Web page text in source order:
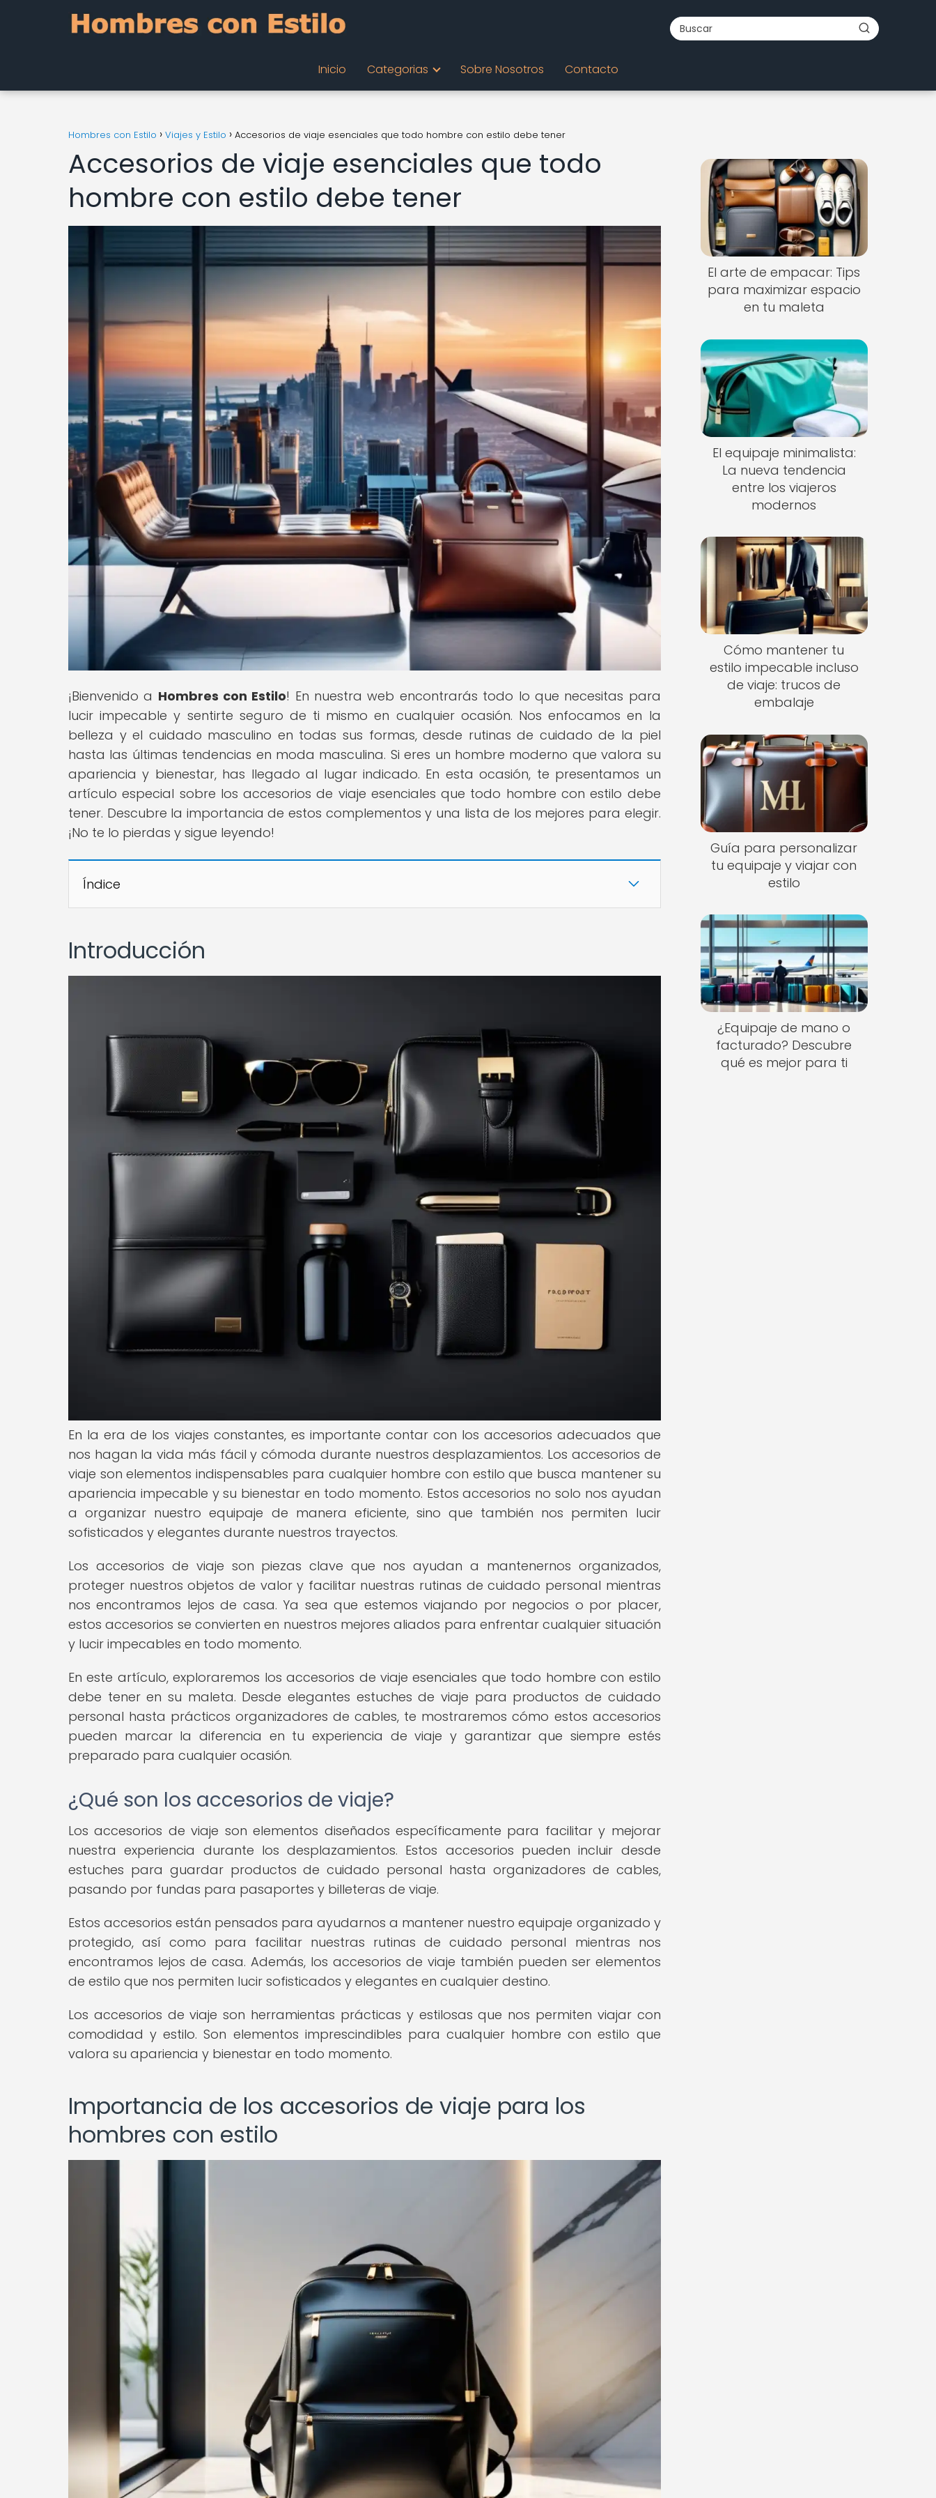
Inicio Categorias Sobre Nosotros Contacto
Hombres con Estilo Viajes y Estilo Accesorios de viaje esenciales que todo hombre con estilo debe tener
Accesorios de viaje esenciales que todo
hombre con estilo debe tener
¡Bienvenido a Hombres con Estilo! En nuestra web encontrarás todo lo que necesitas para
lucir impecable y sentirte seguro de ti mismo en cualquier ocasión. Nos enfocamos en la
belleza y el cuidado masculino en todas sus formas, desde rutinas de cuidado de la piel
hasta las últimas tendencias en moda masculina. Si eres un hombre moderno que valora su
apariencia y bienestar, has llegado al lugar indicado. En esta ocasión, te presentamos un
artículo especial sobre los accesorios de viaje esenciales que todo hombre con estilo debe
tener. Descubre la importancia de estos complementos y una lista de los mejores para elegir.
¡No te lo pierdas y sigue leyendo!
Índice
Introducción
En la era de los viajes constantes, es importante contar con los accesorios adecuados que
nos hagan la vida más fácil y cómoda durante nuestros desplazamientos. Los accesorios de
viaje son elementos indispensables para cualquier hombre con estilo que busca mantener su
apariencia impecable y su bienestar en todo momento. Estos accesorios no solo nos ayudan
a organizar nuestro equipaje de manera eficiente, sino que también nos permiten lucir
sofisticados y elegantes durante nuestros trayectos.
Los accesorios de viaje son piezas clave que nos ayudan a mantenernos organizados,
proteger nuestros objetos de valor y facilitar nuestras rutinas de cuidado personal mientras
nos encontramos lejos de casa. Ya sea que estemos viajando por negocios o por placer,
estos accesorios se convierten en nuestros mejores aliados para enfrentar cualquier situación
y lucir impecables en todo momento.
En este artículo, exploraremos los accesorios de viaje esenciales que todo hombre con estilo
debe tener en su maleta. Desde elegantes estuches de viaje para productos de cuidado
personal hasta prácticos organizadores de cables, te mostraremos cómo estos accesorios
pueden marcar la diferencia en tu experiencia de viaje y garantizar que siempre estés
preparado para cualquier ocasión.
¿Qué son los accesorios de viaje?
Los accesorios de viaje son elementos diseñados específicamente para facilitar y mejorar
nuestra experiencia durante los desplazamientos. Estos accesorios pueden incluir desde
estuches para guardar productos de cuidado personal hasta organizadores de cables,
pasando por fundas para pasaportes y billeteras de viaje.
Estos accesorios están pensados para ayudarnos a mantener nuestro equipaje organizado y
protegido, así como para facilitar nuestras rutinas de cuidado personal mientras nos
encontramos lejos de casa. Además, los accesorios de viaje también pueden ser elementos
de estilo que nos permiten lucir sofisticados y elegantes en cualquier destino.
Los accesorios de viaje son herramientas prácticas y estilosas que nos permiten viajar con
comodidad y estilo. Son elementos imprescindibles para cualquier hombre con estilo que
valora su apariencia y bienestar en todo momento.
Importancia de los accesorios de viaje para los
hombres con estilo
El arte de empacar: Tips
para maximizar espacio
en tu maleta
El equipaje minimalista:
La nueva tendencia
entre los viajeros
modernos
Cómo mantener tu
estilo impecable incluso
de viaje: trucos de
embalaje
Guía para personalizar
tu equipaje y viajar con
estilo
¿Equipaje de mano o
facturado? Descubre
qué es mejor para ti